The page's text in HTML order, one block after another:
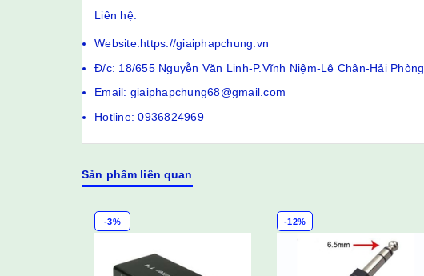
Liên hệ:
Website:https://giaiphapchung.vn
Đ/c: 18/655 Nguyễn Văn Linh-P.Vĩnh Niệm-Lê Chân-Hải Phòng
Email: giaiphapchung68@gmail.com
Hotline: 0936824969
Sản phẩm liên quan
-12%